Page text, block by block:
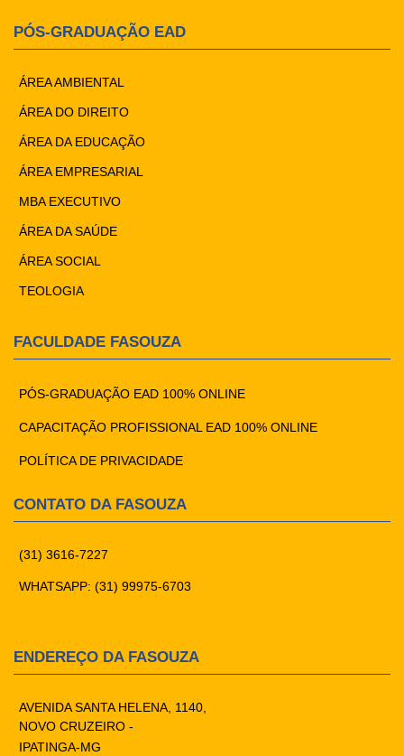
PÓS-GRADUAÇÃO EAD
ÁREA AMBIENTAL
ÁREA DO DIREITO
ÁREA DA EDUCAÇÃO
ÁREA EMPRESARIAL
MBA EXECUTIVO
ÁREA DA SAÚDE
ÁREA SOCIAL
TEOLOGIA
FACULDADE FASOUZA
PÓS-GRADUAÇÃO EAD 100% ONLINE
CAPACITAÇÃO PROFISSIONAL EAD 100% ONLINE
POLÍTICA DE PRIVACIDADE
CONTATO DA FASOUZA
(31) 3616-7227
WHATSAPP: (31) 99975-6703
ENDEREÇO DA FASOUZA
AVENIDA SANTA HELENA, 1140,
NOVO CRUZEIRO -
IPATINGA-MG